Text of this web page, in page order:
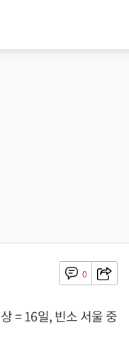
0
= 16일, 빈소 서울 중